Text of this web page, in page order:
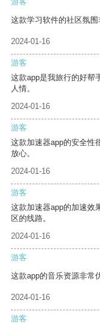
这款学习软件的社区氛围
2024-01-16
游客
这款app是我旅行的好帮
人情。
2024-01-16
游客
这款加速器app的安全性
放心。
2024-01-16
游客
这款加速器app的加速效
区的线路。
2024-01-16
游客
这款app的音乐资源非常
2024-01-16
游客